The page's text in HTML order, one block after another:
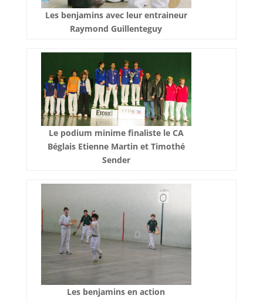
Les benjamins avec leur entraineur
Raymond Guillenteguy
Le podium minime finaliste le CA
Béglais Etienne Martin et Timothé
Sender
Les benjamins en action